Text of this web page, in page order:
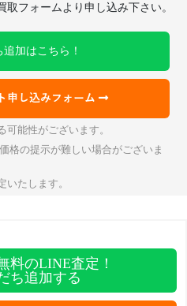
フォームより申し込み下さい。
追加はこちら！
申し込みフォーム
能性がございます。
格の提示が難しい場合がございま
たします。
料のLINE査定！
ち追加する